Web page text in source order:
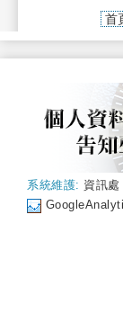
首
系統維護: 資訊處